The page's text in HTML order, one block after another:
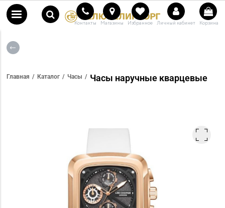
Контакты Магазины Избранное Личный кабинет Корзина
Главная Каталог Часы Часы наручные кварцевые